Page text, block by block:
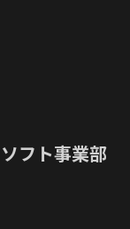
フト事業部